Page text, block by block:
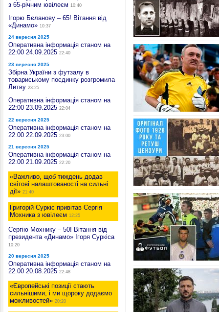
з 65-річним ювілеєм 10:40
Ігорю Бєланову – 65! Вітання від
«Динамо» 10:37
24 вересня 2025
Оперативна інформація станом на
22:00 24.09.2025 22:40
23 вересня 2025
Збірна України з футзалу в
товариському поєдинку розгромила
Литву 23:25
Оперативна інформація станом на
22:00 23.09.2025 22:04
22 вересня 2025
Оперативна інформація станом на
22:00 22.09.2025 23:00
21 вересня 2025
Оперативна інформація станом на
22:00 21.09.2025 22:20
«Важливо, щоб тиждень додав
світові налаштованості на сильні
дії» 21:40
Григорій Суркіс привітав Сергія
Мохника з ювілеєм 12:25
Сергію Мохнику – 50! Вітання від
президента «Динамо» Ігоря Суркіса
10:20
20 вересня 2025
Оперативна інформація станом на
22.00 20.08.2025 22:48
«Європейські позиції стають
сильнішими, і ми щороку додаємо
можливостей» 20:20